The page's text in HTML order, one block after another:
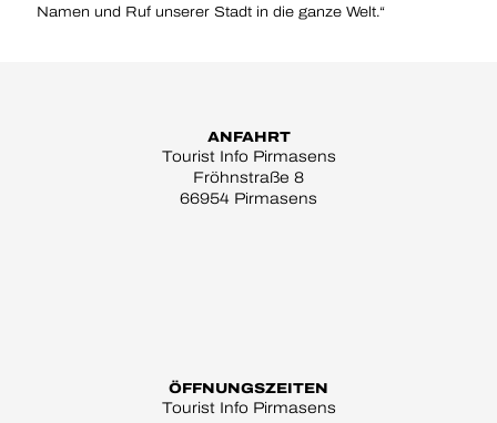
Namen und Ruf unserer Stadt in die ganze Welt.“
ANFAHRT
Tourist Info Pirmasens
Fröhnstraße 8
66954 Pirmasens
ÖFFNUNGSZEITEN
Tourist Info Pirmasens